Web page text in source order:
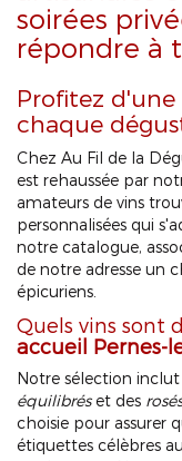
soirées
répondre à
Profitez
chaque
Chez Au Fil de la
est rehaussée par
amateurs de vins
personnalisées qui
notre catalogue,
de notre adresse un
épicuriens.
Quels vins sont
accueil Pernes-
Notre sélection inclut
équilibréset des
choisie pour assurer
étiquettes célèbres